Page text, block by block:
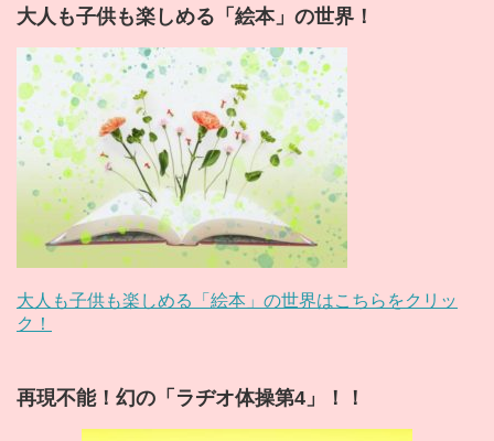
大人も子供も楽しめる「絵本」の世界！
大人も子供も楽しめる「絵本」の世界はこちらをクリッ
ク！
再現不能！幻の「ラヂオ体操第4」！！